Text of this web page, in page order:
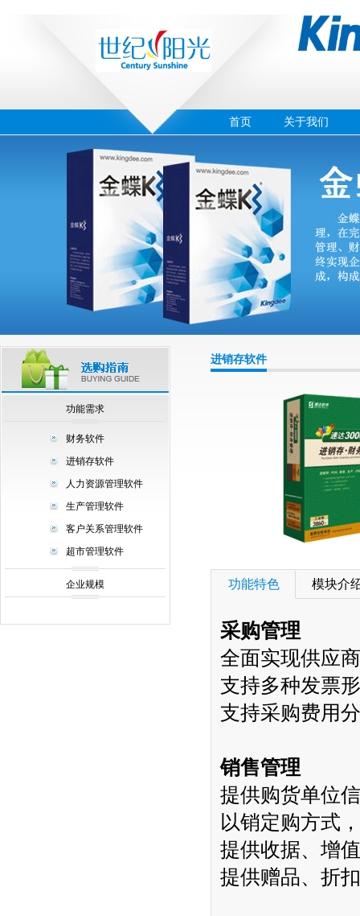
首页 关于我们
01
功能需求
财务软件
进销存软件
人力资源管理软件
生产管理软件
客户关系管理软件
超市管理软件
企业规模
进销存软件
功能特色 模块介
采购管理
全面实现供应
支持多种发票
支持采购费用
销售管理
提供购货单位
以销定购方式
提供收据、增
提供赠品、折